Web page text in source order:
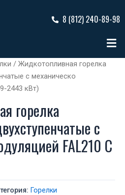
8 (812) 240-89-98
/ Жидкотопливная горелка
с механическо
2443 кВт)
горелка
с
FAL210 C
Горелки